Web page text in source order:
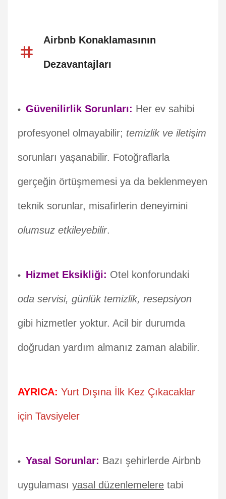
Airbnb Konaklamasının
Dezavantajları
Güvenilirlik Sorunları: Her ev sahibi
profesyonel olmayabilir; temizlik ve iletişim
sorunları yaşanabilir. Fotoğraflarla
gerçeğin örtüşmemesi ya da beklenmeyen
teknik sorunlar, misafirlerin deneyimini
olumsuz etkileyebilir.
Hizmet Eksikliği: Otel konforundaki
oda servisi, günlük temizlik, resepsiyon
gibi hizmetler yoktur. Acil bir durumda
doğrudan yardım almanız zaman alabilir.
AYRICA: Yurt Dışına İlk Kez Çıkacaklar
için Tavsiyeler
Yasal Sorunlar: Bazı şehirlerde Airbnb
uygulaması yasal düzenlemelere tabi